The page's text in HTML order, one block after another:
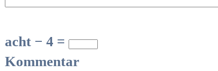
acht − 4 =
Kommentar